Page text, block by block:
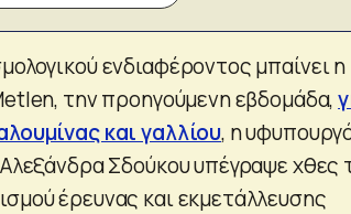
ενδιαφέροντος μπαίνει η
την προηγούμενη εβδομάδα,
και γαλλίου, η
Σδούκου υπέγραψε χθες
έρευνας και εκμετάλλευσης